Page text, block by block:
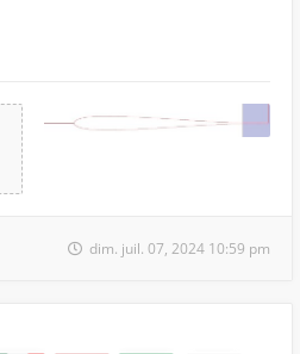
dim. juil. 07, 2024 10:59 pm